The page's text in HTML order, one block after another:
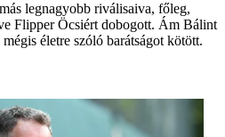
legnagyobb riválisaiva, főleg,
Flipper Öcsiért dobogott. Ám Bálint
életre szóló barátságot kötött.